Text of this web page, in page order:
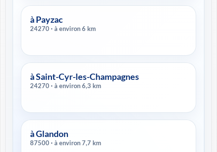
à Payzac
24270 · à environ 6 km
à Saint-Cyr-les-Champagnes
24270 · à environ 6,3 km
à Glandon
87500 · à environ 7,7 km